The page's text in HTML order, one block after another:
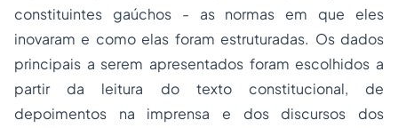
constituintes gaúchos - as normas em que eles
inovaram e como elas foram estruturadas. Os dados
principais a serem apresentados foram escolhidos a
partir da leitura do texto constitucional, de
depoimentos na imprensa e dos discursos dos